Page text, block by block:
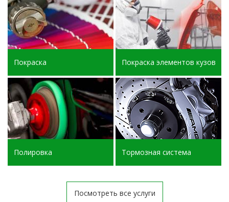
Покраска Покраска элементов кузова
Полировка Тормозная система
Посмотреть все услуги